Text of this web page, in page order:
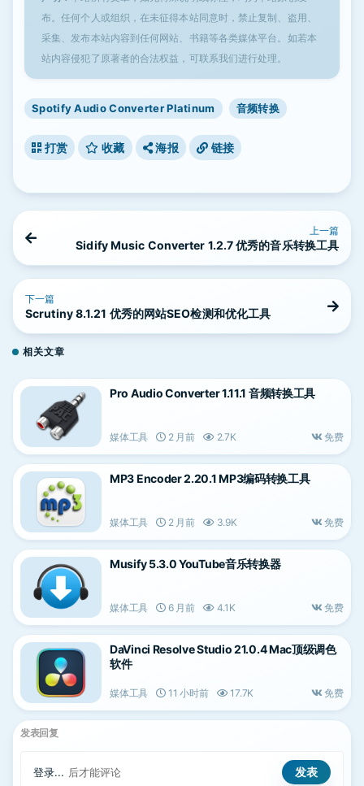
布。任何个人或组织，在未征得本站同意时，禁止复制、盗用、
采集、发布本站内容到任何网站、书籍等各类媒体平台。如若本
站内容侵犯了原著者的合法权益，可联系我们进行处理。
Spotify Audio Converter Platinum 音频转换
打赏 收藏 海报 链接
上一篇
Sidify Music Converter 1.2.7 优秀的音乐转换工具
下一篇
Scrutiny 8.1.21 优秀的网站SEO检测和优化工具
相关文章
Pro Audio Converter 1.11.1 音频转换工具
媒体工具 2 月前 2.7K 免费
MP3 Encoder 2.20.1 MP3编码转换工具
媒体工具 2 月前 3.9K 免费
Musify 5.3.0 YouTube音乐转换器
媒体工具 6 月前 4.1K 免费
DaVinci Resolve Studio 21.0.4 Mac顶级调色
软件
媒体工具 11 小时前 17.7K 免费
发表回复
登录... 后才能评论